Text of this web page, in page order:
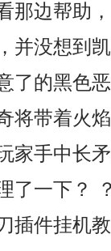
那边帮助
并没想到
的黑色
将带着火
家手中长
了一下？
插件挂机